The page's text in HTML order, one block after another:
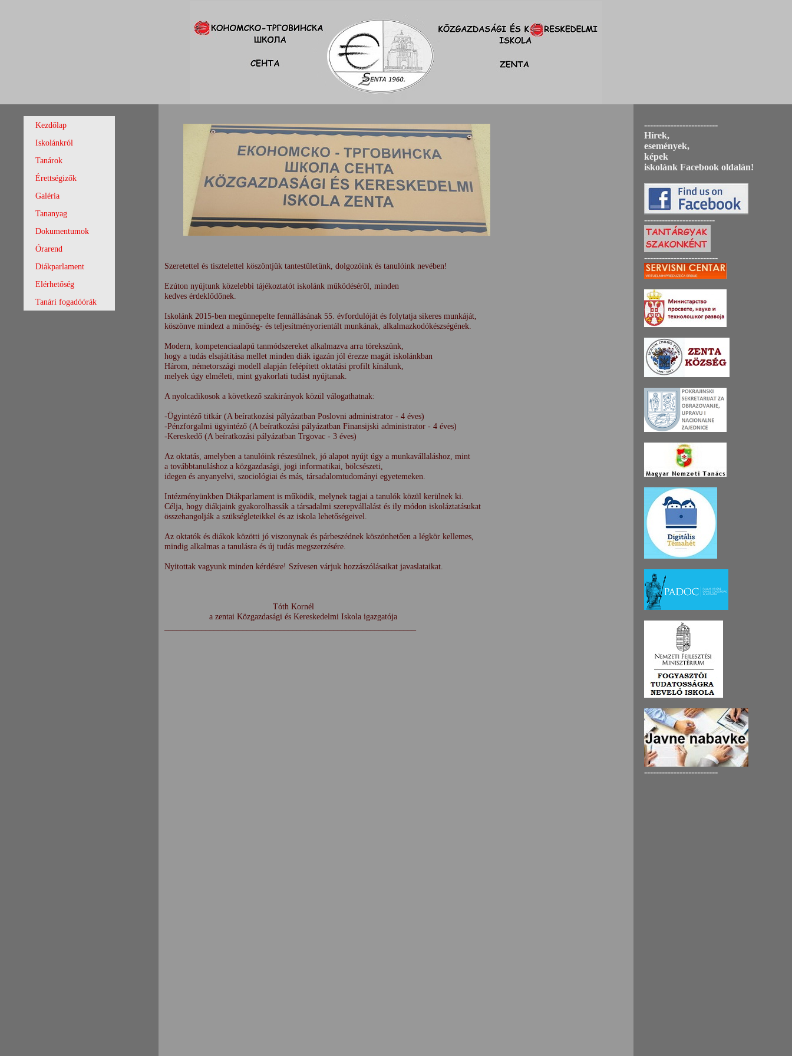
Szeretettel és tisztelettel köszöntjük tantestületünk, dolgozóink és tanulóink nevében!
Ezúton nyújtunk közelebbi tájékoztatót iskolánk működéséről, minden
kedves érdeklődőnek.
Iskolánk 2015-ben megünnepelte fennállásának 55. évfordulóját és folytatja sikeres munkáját,
köszönve mindezt a minőség- és teljesítményorientált munkának, alkalmazkodókészségének.
Modern, kompetenciaalapú tanmódszereket alkalmazva arra törekszünk,
hogy a tudás elsajátítása mellet minden diák igazán jól érezze magát iskolánkban
Három, németországi modell alapján felépített oktatási profilt kínálunk,
melyek úgy elméleti, mint gyakorlati tudást nyújtanak.
A nyolcadikosok a következő szakirányok közül válogathatnak:
-Ügyintéző titkár (A beíratkozási pályázatban Poslovni administrator - 4 éves)
-Pénzforgalmi ügyintéző (A beíratkozási pályázatban Finansijski administrator - 4 éves)
-Kereskedő (A beíratkozási pályázatban Trgovac - 3 éves)
Az oktatás, amelyben a tanulóink részesülnek, jó alapot nyújt úgy a munkavállaláshoz, mint
a továbbtanuláshoz a közgazdasági, jogi informatikai, bölcsészeti,
idegen és anyanyelvi, szociológiai és más, társadalomtudományi egyetemeken.
Intézményünkben Diákparlament is működik, melynek tagjai a tanulók közül kerülnek ki.
Célja, hogy diákjaink gyakorolhassák a társadalmi szerepvállalást és ily módon iskoláztatásukat
összehangolják a szükségleteikkel és az iskola lehetőségeivel.
Az oktatók és diákok közötti jó viszonynak és párbeszédnek köszönhetően a légkör kellemes,
mindig alkalmas a tanulásra és új tudás megszerzésére.
Nyitottak vagyunk minden kérdésre! Szívesen várjuk hozzászólásaikat javaslataikat.
Tóth Kornél
a zentai Közgazdasági és Kereskedelmi Iskola igazgatója
Kezdőlap
Iskolánkról
Tanárok
Érettségizők
Galéria
Tananyag
Dokumentumok
Órarend
Diákparlament
Elérhetőség
Tanári fogadóórák